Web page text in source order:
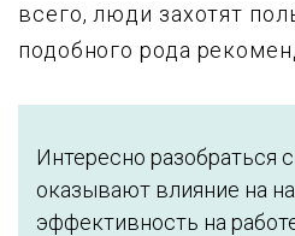
всего, люди захотят
подобного рода
Интересно разобраться
оказывают влияние на
эффективность на